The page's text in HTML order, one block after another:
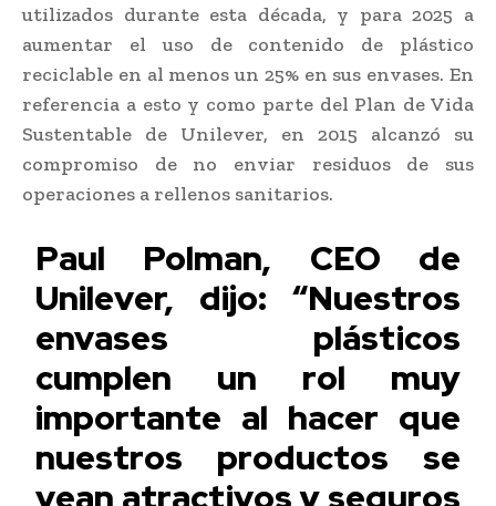
utilizados durante esta década, y para 2025 a
aumentar el uso de contenido de plástico
reciclable en al menos un 25% en sus envases. En
referencia a esto y como parte del Plan de Vida
Sustentable de Unilever, en 2015 alcanzó su
compromiso de no enviar residuos de sus
operaciones a rellenos sanitarios.
Paul Polman, CEO de
Unilever, dijo: “Nuestros
envases plásticos
cumplen un rol muy
importante al hacer que
nuestros productos se
vean atractivos y seguros